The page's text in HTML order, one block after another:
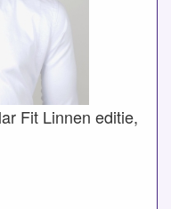
Fit Linnen editie,